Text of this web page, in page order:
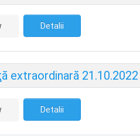
Detalii
extraordinară 21.10.2022
Detalii